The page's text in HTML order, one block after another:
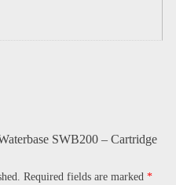
SWB200 – Cartridge
Required fields are marked *